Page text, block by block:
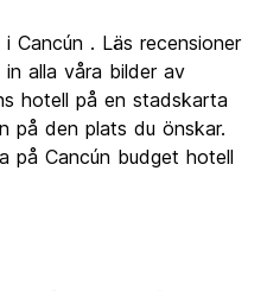
8.5
6.7
Cancún . Läs recensioner
alla våra bilder av
hotell på en stadskarta
på den plats du önskar.
på Cancún budget hotell